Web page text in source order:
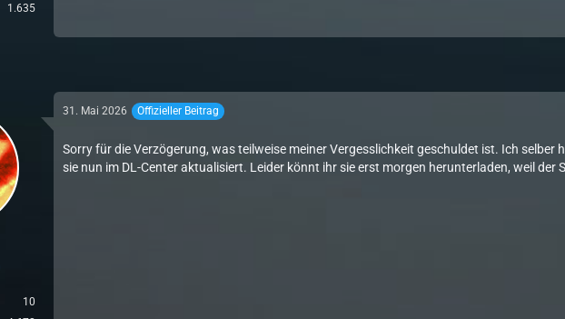
1.635
10
31. Mai 2026 Offizieller Beitrag
Sorry für die Verzögerung, was teilweise meiner Vergesslichkeit geschuldet ist. Ich selber
sie nun im DL-Center aktualisiert. Leider könnt ihr sie erst morgen herunterladen, weil der